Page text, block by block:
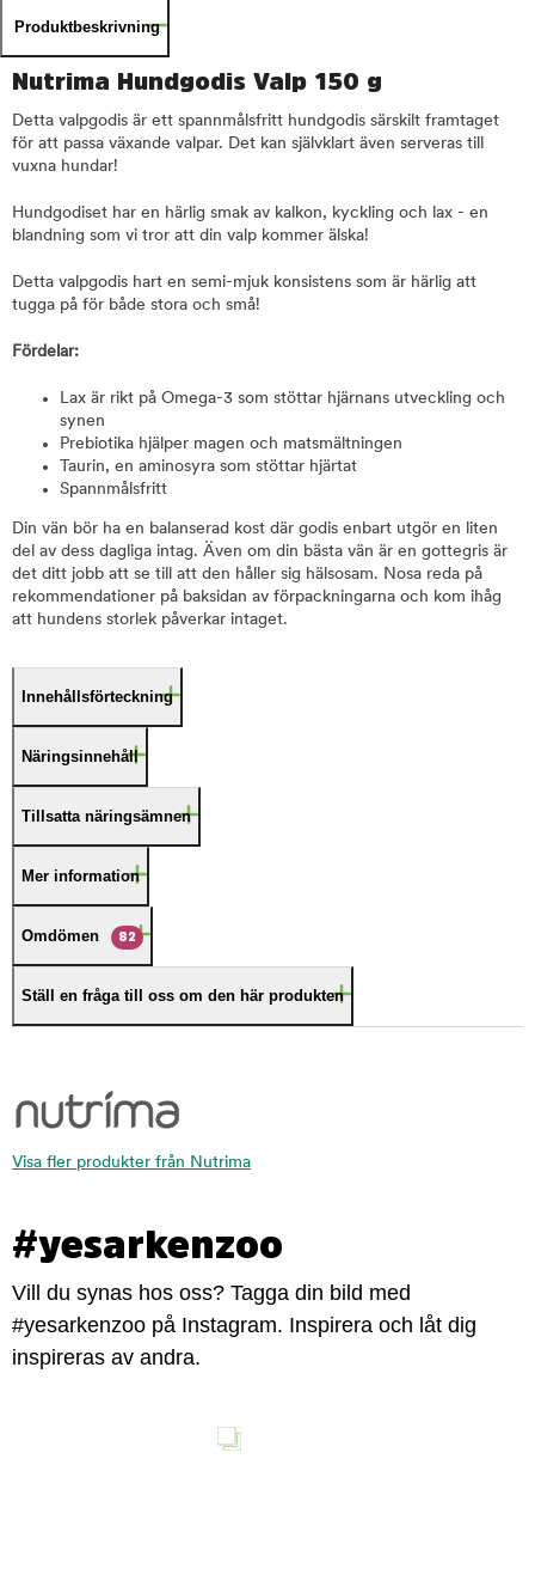
Produktbeskrivning
Nutrima Hundgodis Valp 150 g
Detta valpgodis är ett spannmålsfritt hundgodis särskilt framtaget
för att passa växande valpar. Det kan självklart även serveras till
vuxna hundar!
Hundgodiset har en härlig smak av kalkon, kyckling och lax - en
blandning som vi tror att din valp kommer älska!
Detta valpgodis hart en semi-mjuk konsistens som är härlig att
tugga på för både stora och små!
Fördelar:
Lax är rikt på Omega-3 som stöttar hjärnans utveckling och
synen
Prebiotika hjälper magen och matsmältningen
Taurin, en aminosyra som stöttar hjärtat
Spannmålsfritt
Din vän bör ha en balanserad kost där godis enbart utgör en liten
del av dess dagliga intag. Även om din bästa vän är en gottegris är
det ditt jobb att se till att den håller sig hälsosam. Nosa reda på
rekommendationer på baksidan av förpackningarna och kom ihåg
att hundens storlek påverkar intaget.
Innehållsförteckning
Näringsinnehåll
Tillsatta näringsämnen
Mer information
Omdömen 82
Ställ en fråga till oss om den här produkten
Visa fler produkter från Nutrima
#yesarkenzoo
Vill du synas hos oss? Tagga din bild med
#yesarkenzoo på Instagram. Inspirera och låt dig
inspireras av andra.